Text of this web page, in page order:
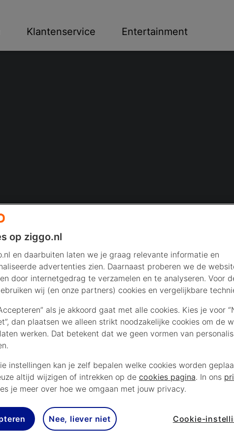
Klantenservice Entertainment
op ziggo.nl
en daarbuiten laten we je graag relevante informatie en
advertenties zien. Daarnaast proberen we de
door internetgedrag te verzamelen en te analyseren. Voor
wij (en onze partners) cookies en vergelijkbare
als je akkoord gaat met alle cookies. Kies je voor
dan plaatsen we alleen strikt noodzakelijke cookies om de
werken. Dat betekent dat we geen vormen van
instellingen kan je zelf bepalen welke cookies worden
altijd wijzigen of intrekken op de cookies pagina. In ons
je meer over hoe we omgaan met jouw privacy.
Nee, liever niet Cookie-